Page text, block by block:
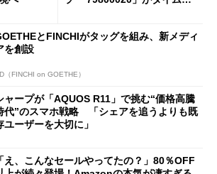
とFINCHIがタッグを組み、新メディ
を創設
（FINCHI on GOETHE）
ャープが「AQUOS R11」で挑む“価格高騰
代”のスマホ戦略 「シェアを追うよりも既
ユーザーを大切に」
「え、こんなセールやってたの？」80％OFF